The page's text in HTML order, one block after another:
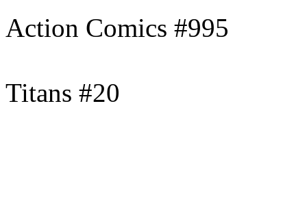
Action Comics #995
Titans #20